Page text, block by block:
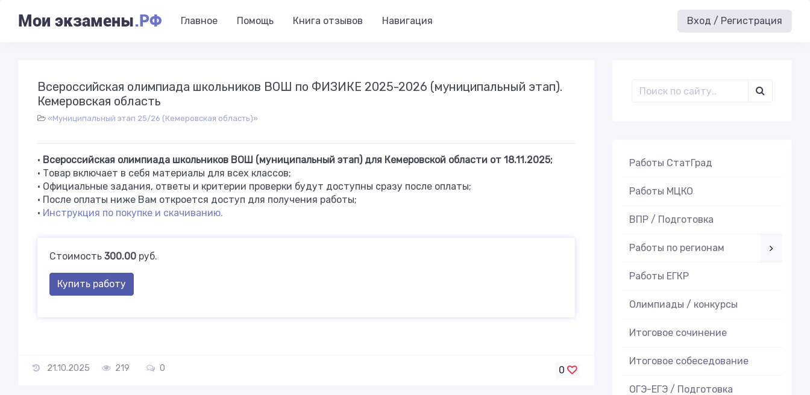
Мои экзамены.РФ Главное Помощь Книга отзывов Навигация Вход / Регистрация
Всероссийская олимпиада школьников ВОШ по ФИЗИКЕ 2025-2026 (муниципальный этап).
Кемеровская область
«Муниципальный этап 25/26 (Кемеровская область)»
• Всероссийская олимпиада школьников ВОШ (муниципальный этап) для Кемеровской области от 18.11.2025;
• Товар включает в себя материалы для всех классов;
• Официальные задания, ответы и критерии проверки будут доступны сразу после оплаты;
• После оплаты ниже Вам откроется доступ для получения работы;
• Инструкция по покупке и скачиванию.
Стоимость 300.00 руб.
Купить работу
21.10.2025 219 0 0
Работы СтатГрад
Работы МЦКО
ВПР / Подготовка
Работы по регионам
Работы ЕГКР
Олимпиады / конкурсы
Итоговое cочинение
Итоговое cобеседование
ОГЭ-ЕГЭ / Подготовка